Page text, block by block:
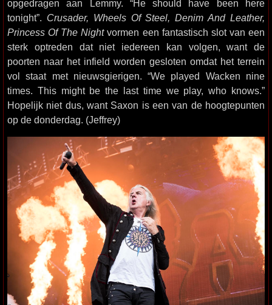
opgedragen aan Lemmy. “He should have been here
tonight”. Crusader, Wheels Of Steel, Denim And Leather,
Princess Of The Nightvormen een fantastisch slot van een
sterk optreden dat niet iedereen kan volgen, want de
poorten naar het infield worden gesloten omdat het terrein
vol staat met nieuwsgierigen. “We played Wacken nine
times. This might be the last time we play, who knows.”
Hopelijk niet dus, want Saxon is een van de hoogtepunten
op de donderdag. (Jeffrey)